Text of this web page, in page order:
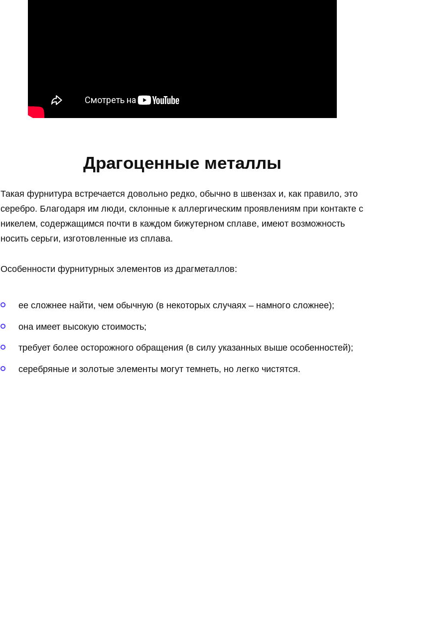
Драгоценные металлы
Такая фурнитура встречается довольно редко, обычно в швензах и, как правило, это
серебро. Благодаря им люди, склонные к аллергическим проявлениям при контакте с
никелем, содержащимся почти в каждом бижутерном сплаве, имеют возможность
носить серьги, изготовленные из сплава.
Особенности фурнитурных элементов из драгметаллов:
ее сложнее найти, чем обычную (в некоторых случаях – намного сложнее);
она имеет высокую стоимость;
требует более осторожного обращения (в силу указанных выше особенностей);
серебряные и золотые элементы могут темнеть, но легко чистятся.